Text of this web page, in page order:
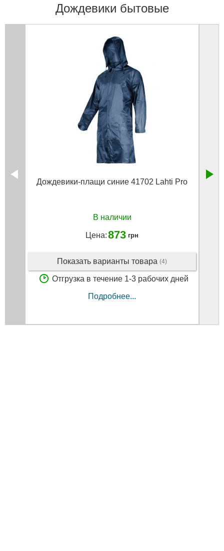
Дождевики бытовые
Дождевики-плащи синие 41702 Lahti Рro
В наличии
Цена:873 грн
Показать варианты товара (4)
Отгрузка в течение 1-3 рабочих дней
Подробнее...